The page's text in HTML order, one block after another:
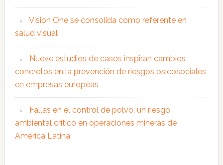
Vision One se consolida como referente en
salud visual
Nueve estudios de casos inspiran cambios
concretos en la prevención de riesgos psicosociales
en empresas europeas
Fallas en el control de polvo: un riesgo
ambiental crítico en operaciones mineras de
América Latina